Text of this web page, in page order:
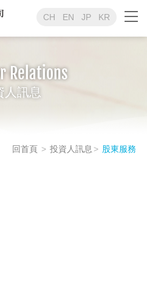
CH EN JP KR
Relations
人訊息
回首頁 投資人訊息 股東服務